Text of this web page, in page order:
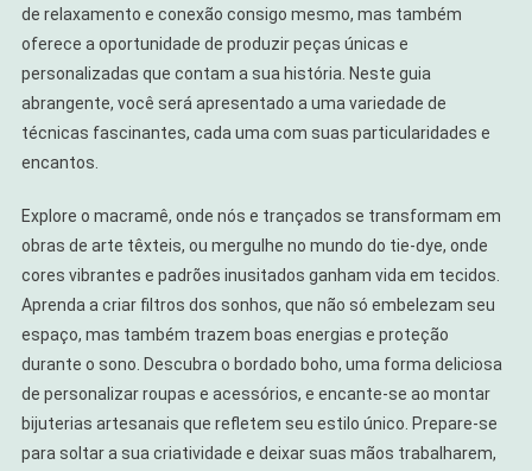
Para
Criar
Peças
Únicas
de relaxamento e conexão consigo mesmo, mas também
oferece a oportunidade de produzir peças únicas e
personalizadas que contam a sua história. Neste guia
abrangente, você será apresentado a uma variedade de
técnicas fascinantes, cada uma com suas particularidades e
encantos.
Explore o macramê, onde nós e trançados se transformam em
obras de arte têxteis, ou mergulhe no mundo do tie-dye, onde
cores vibrantes e padrões inusitados ganham vida em tecidos.
Aprenda a criar filtros dos sonhos, que não só embelezam seu
espaço, mas também trazem boas energias e proteção
durante o sono. Descubra o bordado boho, uma forma deliciosa
de personalizar roupas e acessórios, e encante-se ao montar
bijuterias artesanais que refletem seu estilo único. Prepare-se
para soltar a sua criatividade e deixar suas mãos trabalharem,